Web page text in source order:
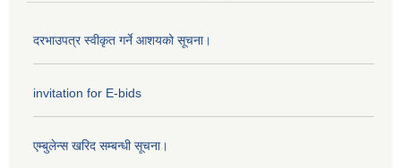
दरभाउपत्र स्वीकृत गर्ने आशयको सूचना।
invitation for E-bids
एम्बुलेन्स खरिद सम्बन्धी सूचना।